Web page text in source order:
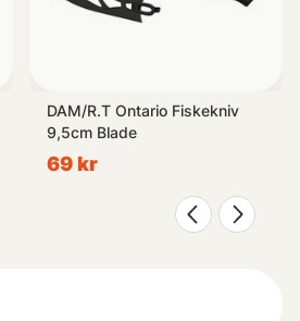
DAM/R.T Ontario Fiskekniv
9,5cm Blade
69 kr